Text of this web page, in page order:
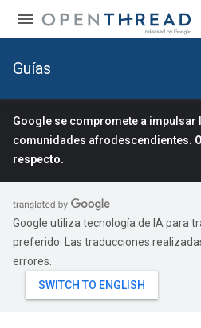
Guías
Google se compromete a impulsar
comunidades afrodescendientes.
respecto.
Google utiliza tecnología de IA para
preferido. Las traducciones
errores.